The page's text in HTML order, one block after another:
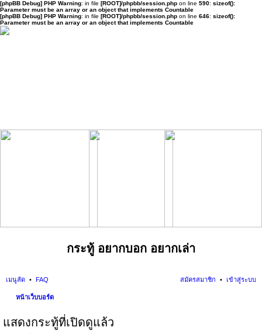
[phpBB Debug] PHP Warning: in file [ROOT]/phpbb/session.php on line 590: sizeof():
Parameter must be an array or an object that implements Countable
[phpBB Debug] PHP Warning: in file [ROOT]/phpbb/session.php on line 646: sizeof():
Parameter must be an array or an object that implements Countable
กระทู้ อยากบอก อยากเล่า
เมนูลัด FAQ เข้าสู่ระบบ
สมัครสมาชิก
หน้าเว็บบอร์ด
แสดงกระทู้ที่เปิดดูแล้ว